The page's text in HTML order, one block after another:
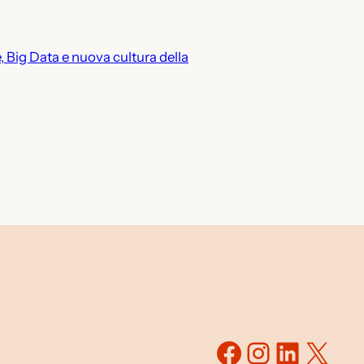
Big Data e nuova cultura della
Facebook
X